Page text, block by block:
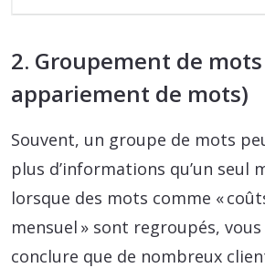
2. Groupement de
appariement de mots)
Souvent, un groupe de mots
plus d’informations qu’un seul
lorsque des mots comme «
mensuel » sont regroupés,
conclure que de nombreux